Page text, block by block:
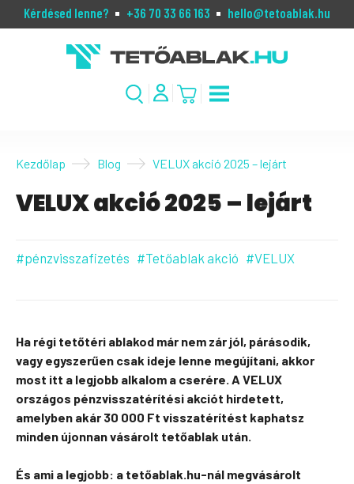
Kérdésed lenne? +36 70 33 66 163 hello@tetoablak.hu
Kezdőlap Blog VELUX akció 2025 – lejárt
VELUX akció 2025 – lejárt
#pénzvisszafizetés #Tetőablak akció #VELUX
Ha régi tetőtéri ablakod már nem zár jól, párásodik,
vagy egyszerűen csak ideje lenne megújítani, akkor
most itt a legjobb alkalom a cserére. A VELUX
országos pénzvisszatérítési akciót hirdetett,
amelyben akár 30 000 Ft visszatérítést kaphatsz
minden újonnan vásárolt tetőablak után.
És ami a legjobb: a tetőablak.hu-nál megvásárolt